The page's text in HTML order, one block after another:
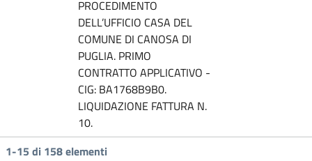
PROCEDIMENTO
DELL’UFFICIO CASA DEL
COMUNE DI CANOSA DI
PUGLIA. PRIMO
CONTRATTO APPLICATIVO -
CIG: BA1768B9B0.
LIQUIDAZIONE FATTURA N.
10.
1-15 di 158 elementi